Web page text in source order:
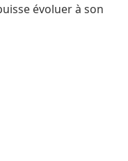
évoluer à son